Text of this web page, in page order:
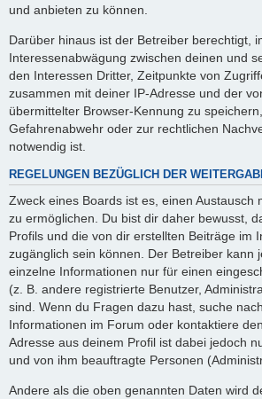
und anbieten zu können.
Darüber hinaus ist der Betreiber berechtigt,
Interessenabwägung zwischen deinen und
den Interessen Dritter, Zeitpunkte von
zusammen mit deiner IP-Adresse und der
übermittelter Browser-Kennung zu
Gefahrenabwehr oder zur rechtlichen
notwendig ist.
REGELUNGEN BEZÜGLICH DER
Zweck eines Boards ist es, einen Austausch
zu ermöglichen. Du bist dir daher bewusst,
Profils und die von dir erstellten Beiträge im
zugänglich sein können. Der Betreiber kann
einzelne Informationen nur für einen
(z. B. andere registrierte Benutzer,
sind. Wenn du Fragen dazu hast, suche
Informationen im Forum oder kontaktiere
Adresse aus deinem Profil ist dabei jedoch
und von ihm beauftragte Personen
Andere als die oben genannten Daten wird